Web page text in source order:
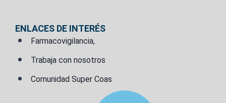
ENLACES DE INTERÉS
Farmacovigilancia,
Trabaja con nosotros
Comunidad Super Coas